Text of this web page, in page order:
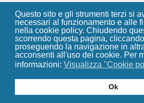
Questo sito e gli strumenti terzi si
necessari al funzionamento e alle
nella cookie policy. Chiudendo
scorrendo questa pagina,
proseguendo la navigazione in
acconsenti all'uso dei cookie. Per
informazioni: Visualizza "Cookie
Ok